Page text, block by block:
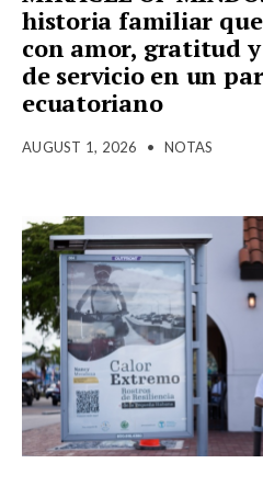
historia familiar que
con amor, gratitud
de servicio en un
ecuatoriano
AUGUST 1, 2026 • NOTAS